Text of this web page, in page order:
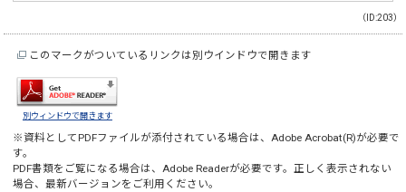
（ID:203）
このマークがついているリンクは別ウインドウで開きます
別ウィンドウで開きます
※資料としてPDFファイルが添付されている場合は、Adobe Acrobat(R)が必要で
す。
PDF書類をご覧になる場合は、Adobe Readerが必要です。正しく表示されない
場合、最新バージョンをご利用ください。